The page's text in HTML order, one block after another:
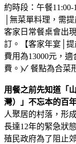
約時段： 午餐11:00-
│無菜單料理，需
客家日常餐桌會出
訂。
【客家年宴│
費用為13000元，適
費。)✓ 餐點為合菜
用餐之前先知道「
灣）」不忘本的百
人聚居的村落，形
長達12年的緊急狀
殖民政府為了阻止